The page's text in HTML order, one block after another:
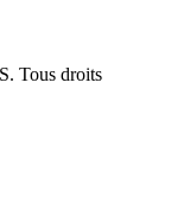
Tous droits